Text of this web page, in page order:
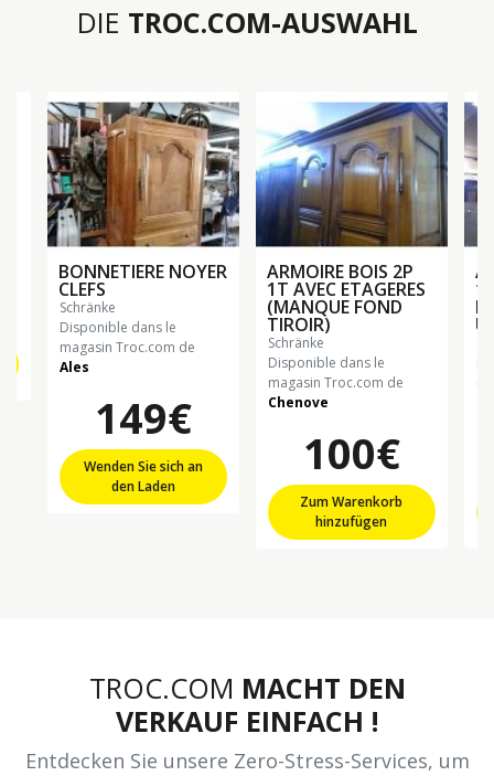
DIE TROC.COM-AUSWAHL
BONNETIERE NOYER
CLEFS
schränke
Disponible dans le
magasin Troc.com de
Ales
149€
Wenden Sie sich an
den Laden
ARMOIRE BOIS 2P
1T AVEC ETAGERES
(MANQUE FOND
TIROIR)
schränke
Disponible dans le
magasin Troc.com de
Chenove
100€
Zum Warenkorb
hinzufügen
1
TROC.COM MACHT DEN
VERKAUF EINFACH !
Entdecken Sie unsere Zero-Stress-Services, um